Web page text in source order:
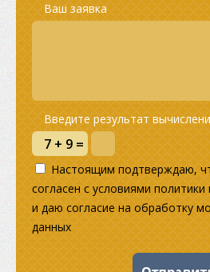
Ваш заявка
Введите результат
Настоящим подтверждаю,
согласен с условиями
и даю согласие на обработку
данных